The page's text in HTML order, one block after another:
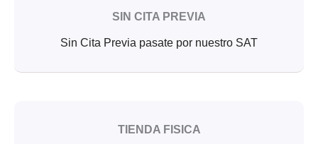
SIN CITA PREVIA
Sin Cita Previa pasate por nuestro SAT
TIENDA FISICA